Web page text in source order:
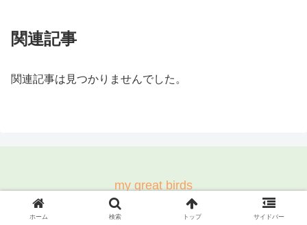
関連記事
関連記事は見つかりませんでした。
my great birds
© 2021-2026 my great birds.
ホーム 検索 トップ サイドバー